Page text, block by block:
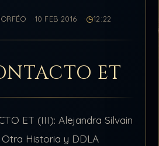
10 FEB 2016 12:22
ET
ET (III): Alejandra Silvain
Otra Historia y DDLA